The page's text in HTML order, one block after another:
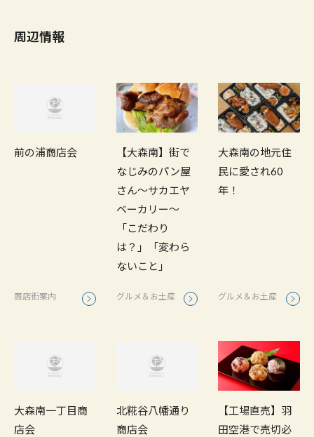
周辺情報
前の浦商店会
商店街案内
【大森南】街で
なじみのパン屋
さん〜サカエヤ
ベーカリー〜
「こだわり
は？」「変わら
ないこと」
グルメ＆お土産
大森南の地元住
民に愛され60
年！
グルメ＆お土産
大森南一丁目商
店会
北糀谷八幡通り
商店会
【工場直売】羽
田空港で売切必